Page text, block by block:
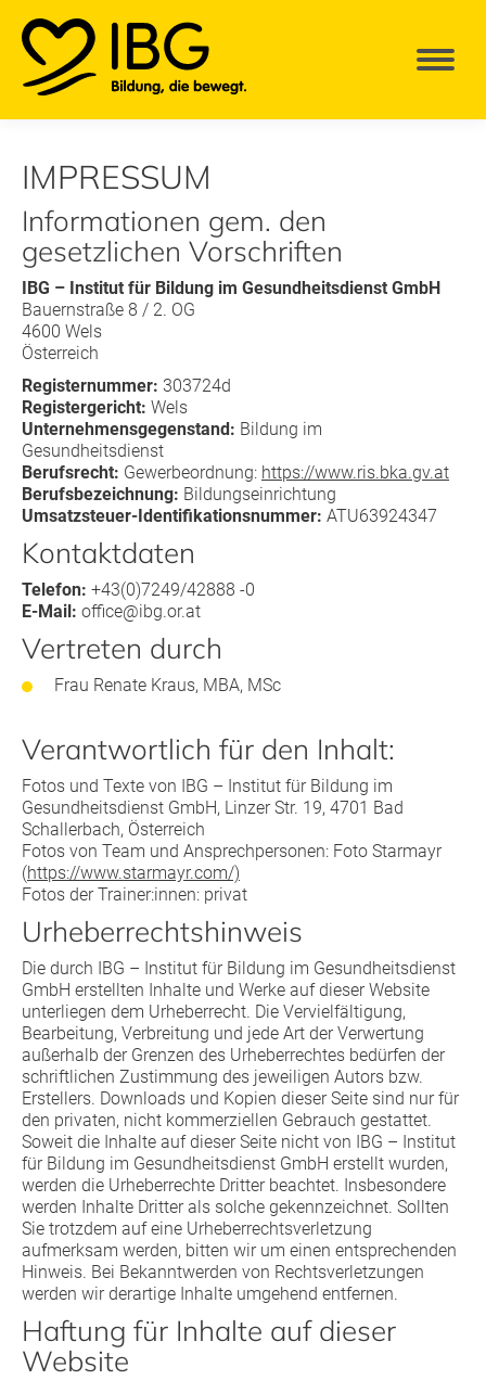
IMPRESSUM
Informationen gem. den
gesetzlichen Vorschriften
IBG – Institut für Bildung im Gesundheitsdienst GmbH
Bauernstraße 8 / 2. OG
4600 Wels
Österreich
Registernummer: 303724d
Registergericht: Wels
Unternehmensgegenstand: Bildung im
Gesundheitsdienst
Berufsrecht: Gewerbeordnung: https://www.ris.bka.gv.at
Berufsbezeichnung: Bildungseinrichtung
Umsatzsteuer-Identifikationsnummer: ATU63924347
Kontaktdaten
Telefon: +43(0)7249/42888 -0
E-Mail: office@ibg.or.at
Vertreten durch
Frau Renate Kraus, MBA, MSc
Verantwortlich für den Inhalt:
Fotos und Texte von IBG – Institut für Bildung im
Gesundheitsdienst GmbH, Linzer Str. 19, 4701 Bad
Schallerbach, Österreich
Fotos von Team und Ansprechpersonen: Foto Starmayr
(https://www.starmayr.com/)
Fotos der Trainer:innen: privat
Urheberrechtshinweis
Die durch IBG – Institut für Bildung im Gesundheitsdienst
GmbH erstellten Inhalte und Werke auf dieser Website
unterliegen dem Urheberrecht. Die Vervielfältigung,
Bearbeitung, Verbreitung und jede Art der Verwertung
außerhalb der Grenzen des Urheberrechtes bedürfen der
schriftlichen Zustimmung des jeweiligen Autors bzw.
Erstellers. Downloads und Kopien dieser Seite sind nur für
den privaten, nicht kommerziellen Gebrauch gestattet.
Soweit die Inhalte auf dieser Seite nicht von IBG – Institut
für Bildung im Gesundheitsdienst GmbH erstellt wurden,
werden die Urheberrechte Dritter beachtet. Insbesondere
werden Inhalte Dritter als solche gekennzeichnet. Sollten
Sie trotzdem auf eine Urheberrechtsverletzung
aufmerksam werden, bitten wir um einen entsprechenden
Hinweis. Bei Bekanntwerden von Rechtsverletzungen
werden wir derartige Inhalte umgehend entfernen.
Haftung für Inhalte auf dieser
Website